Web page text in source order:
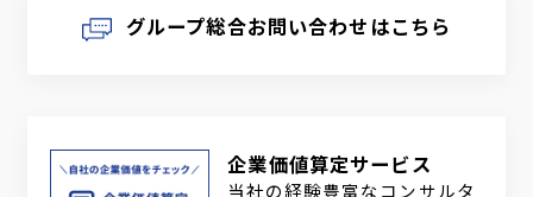
グループ総合お問い合わせはこちら
企業価値算定サービス
当社の経験豊富なコンサルタ